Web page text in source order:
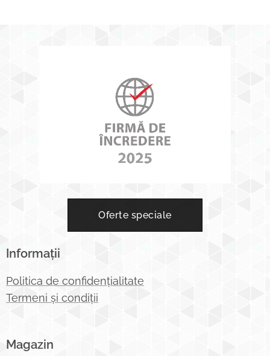
Oferte speciale
Informații
Politica de confidențialitate
Termeni și condiții
Magazin